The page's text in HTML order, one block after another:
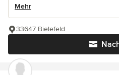
Mehr
33647 Bielefeld